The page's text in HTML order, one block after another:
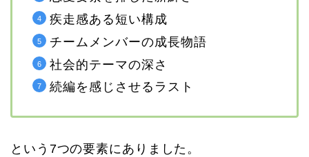
疾走感ある短い構成
チームメンバーの成長物語
社会的テーマの深さ
続編を感じさせるラスト
という7つの要素にありました。